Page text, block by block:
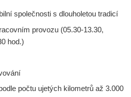
společnosti s dlouholetou tradicí
provozu (05.30-13.30,
hod.)
počtu ujetých kilometrů až 3.000